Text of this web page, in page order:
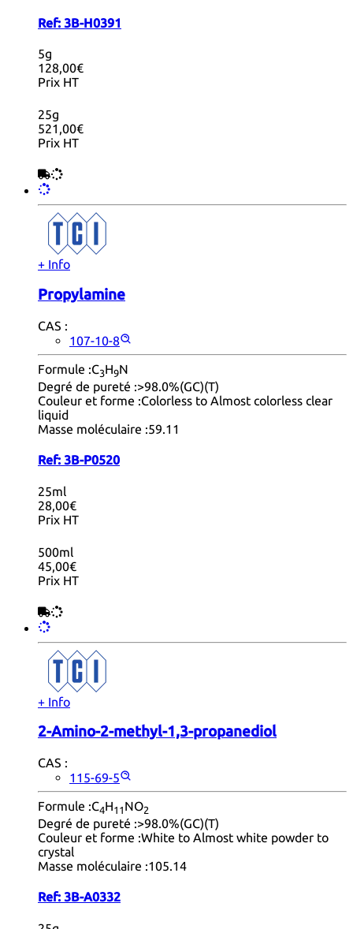
Ref: 3B-H0391
5g
128,00€
Prix HT
25g
521,00€
Prix HT
+ Info
Propylamine
CAS :
107-10-8
Formule :C3H9N
Degré de pureté :>98.0%(GC)(T)
Couleur et forme :Colorless to Almost colorless clear
liquid
Masse moléculaire :59.11
Ref: 3B-P0520
25ml
28,00€
Prix HT
500ml
45,00€
Prix HT
+ Info
2-Amino-2-methyl-1,3-propanediol
CAS :
115-69-5
Formule :C4H11 NO2
Degré de pureté :>98.0%(GC)(T)
Couleur et forme :White to Almost white powder to
crystal
Masse moléculaire :105.14
Ref: 3B-A0332